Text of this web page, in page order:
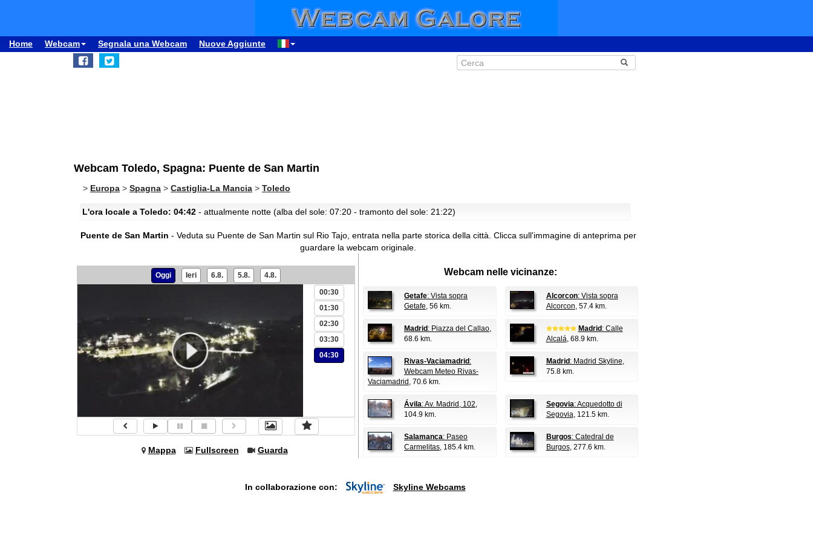
Home Webcam Segnala una Webcam Nuove Aggiunte
Webcam Toledo, Spagna: Puente de San Martin
> Europa > Spagna > Castiglia-La Mancia > Toledo
L'ora locale a Toledo: 04:42 - attualmente notte (alba del sole: 07:20 - tramonto del sole: 21:22)
Puente de San Martin - Veduta su Puente de San Martin sul Rio Tajo, entrata nella parte storica della città. Clicca sull'immagine di anteprima per
guardare la webcam originale.
Oggi Ieri 6.8. 5.8. 4.8.
00:30
01:30
02:30
03:30
04:30
Mappa Fullscreen Guarda
Webcam nelle vicinanze:
Getafe: Vista sopra
Getafe, 56 km.
Alcorcon: Vista sopra
Alcorcon, 57.4 km.
Madrid : Piazza del Callao,
68.6 km.
Madrid : Calle
Alcalá, 68.9 km.
Rivas-Vaciamadrid :
Webcam Meteo Rivas-
Vaciamadrid , 70.6 km.
Madrid : Madrid Skyline,
75.8 km.
Ávila: Av. Madrid, 102,
104.9 km.
Segovia: Acquedotto di
Segovia, 121.5 km.
Salamanca: Paseo
Carmelitas, 185.4 km.
Burgos: Catedral de
Burgos, 277.6 km.
In collaborazione con: Skyline Webcams